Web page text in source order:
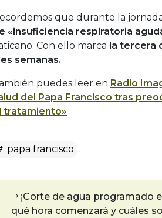
que durante la
«insuficiencia respiratoria
Con ello marca la tercera
semanas.
puedes leer en Radio
del Papa Francisco tras
tratamiento»
papa francisco
¡Corte de agua programado
qué hora comenzará y cuáles